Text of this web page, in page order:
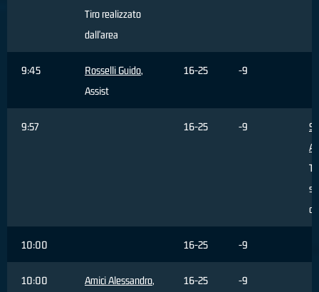
Tiro realizzato
dall'area
9:45 Rosselli Guido,
Assist
16-25 -9
9:57 16-25 -9
10:00 16-25 -9
10:00 Amici Alessandro,
16-25 -9